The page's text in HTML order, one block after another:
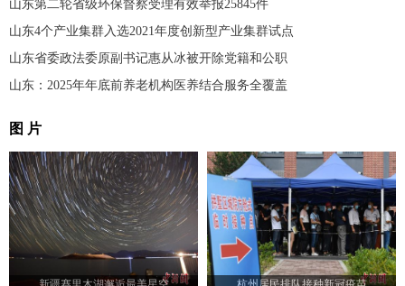
山东第二轮省级环保督察受理有效举报25845件
山东4个产业集群入选2021年度创新型产业集群试点
山东省委政法委原副书记惠从冰被开除党籍和公职
山东：2025年年底前养老机构医养结合服务全覆盖
图 片